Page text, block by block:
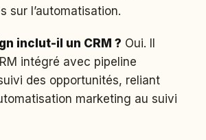
sur l’automatisation.
inclut-il un CRM ? Oui. Il
intégré avec pipeline
des opportunités, reliant
marketing au suivi